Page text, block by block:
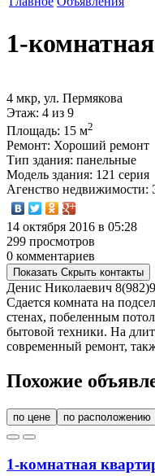
1-
4 мкр, ул. Пермякова
Этаж: 4 из 9
Площадь: 15 м2
Ремонт: Хороший ремонт
Тип здания: панельные
Модель здания: 121 серия
Агенство недвижимости:
14 октября 2016 в 05:28
299 просмотров
0 комментариев
Показать Скрыть контакты
Денис Николаевич
Сдается комната на
стенах, побеленным
бытовой техники. На
современный ремонт,
Похожие
по цене по расположению
1-комнатная